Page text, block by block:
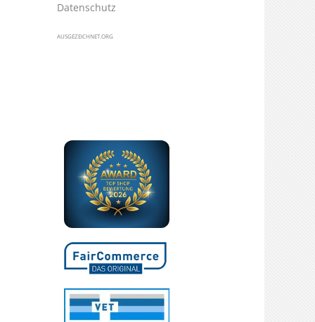
Datenschutz
AUSGEZEICHNET.ORG